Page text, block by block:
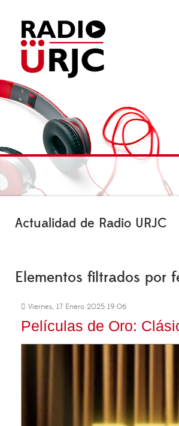
Actualidad de Radio URJC
Elementos filtrados por
Viernes, 17 Enero 2025 19:06
Películas de Oro: